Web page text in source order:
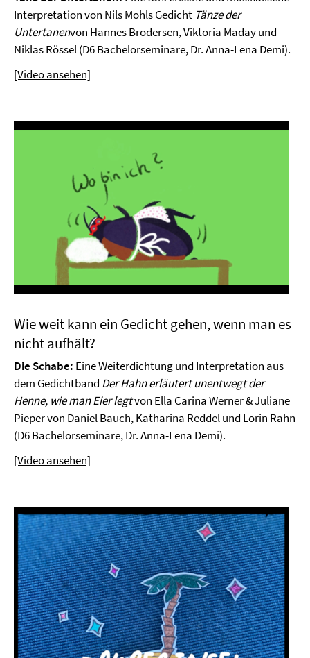
Interpretation von Nils Mohls Gedicht Tänze der
Untertanenvon Hannes Brodersen, Viktoria Maday und
Niklas Rössel (D6 Bachelorseminare, Dr. Anna-Lena Demi).
[Video ansehen]
Wie weit kann ein Gedicht gehen, wenn man es
nicht aufhält?
Die Schabe: Eine Weiterdichtung und Interpretation aus
dem Gedichtband Der Hahn erläutert unentwegt der
Henne, wie man Eier legtvon Ella Carina Werner & Juliane
Pieper von Daniel Bauch, Katharina Reddel und Lorin Rahn
(D6 Bachelorseminare, Dr. Anna-Lena Demi).
[Video ansehen]